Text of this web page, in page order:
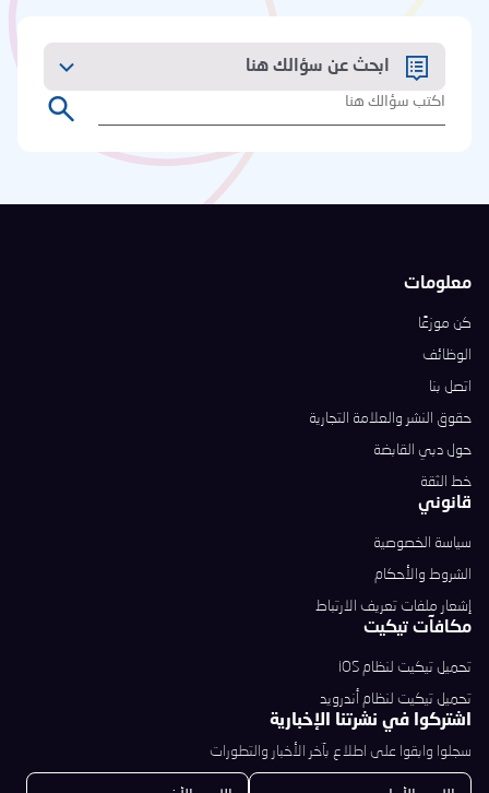
ابحث عن سؤالك هنا
اشتركوا في نشرتنا الإخبارية
سجلوا وابقوا على اطلاع بآخر الأخبار والتطورات
معلومات
كن موزعًا
الوظائف
اتصل بنا
حقوق النشر والعلامة التجارية
حول دبي القابضة
خط الثقة
قانوني
سياسة الخصوصية
الشروط والأحكام
إشعار ملفات تعريف الارتباط
مكافآت تيكيت
تحميل تيكيت لنظام iOS
تحميل تيكيت لنظام أندرويد